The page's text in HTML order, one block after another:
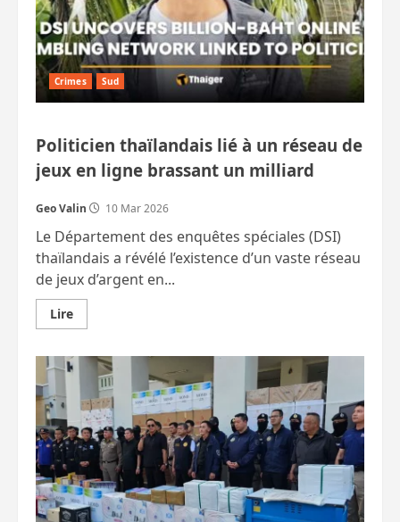
Crimes Sud
Politicien thaïlandais lié à un réseau de
jeux en ligne brassant un milliard
Geo Valin 10 Mar 2026
Le Département des enquêtes spéciales (DSI)
thaïlandais a révélé l’existence d’un vaste réseau
de jeux d’argent en...
LireEn
savoir
Politicien
thaïlandais
un
réseau
de
jeux
en
ligne
brassant
un
milliard